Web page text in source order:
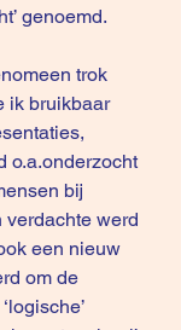
genoemd.
trok
ik bruikbaar
o.a.onderzocht
bij
verdachte werd
een nieuw
om de